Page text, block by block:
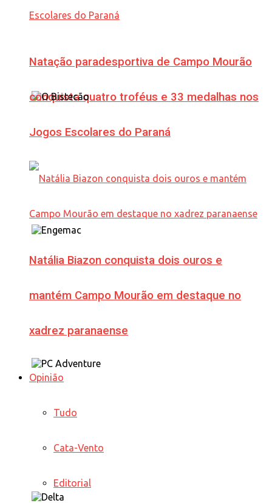
Natação paradesportiva de Campo Mourão
conquista quatro troféus e 33 medalhas nos
Jogos Escolares do Paraná
Natália Biazon conquista dois ouros e
mantém Campo Mourão em destaque no
xadrez paranaense
Opinião
Tudo
Cata-Vento
Editorial